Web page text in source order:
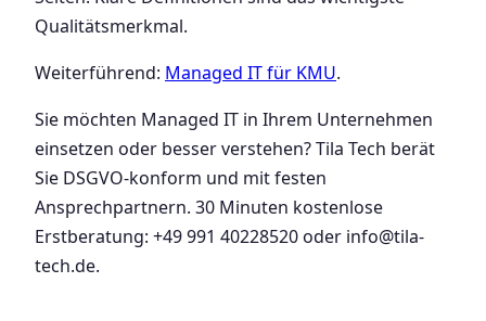
Qualitätsmerkmal.
Weiterführend: Managed IT für KMU.
Sie möchten Managed IT in Ihrem Unternehmen
einsetzen oder besser verstehen? Tila Tech berät
Sie DSGVO-konform und mit festen
Ansprechpartnern. 30 Minuten kostenlose
Erstberatung: +49 991 40228520 oder info@tila-
tech.de.